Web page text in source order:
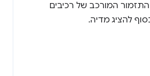
המורכב של רכיבים